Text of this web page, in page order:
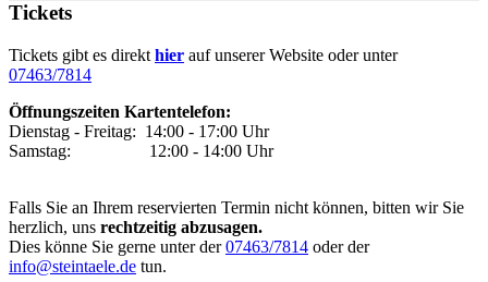
Tickets
Tickets gibt es direkt hier auf unserer Website oder unter
07463/7814
Öffnungszeiten Kartentelefon:
Dienstag - Freitag: 14:00 - 17:00 Uhr
Samstag: 12:00 - 14:00 Uhr
Falls Sie an Ihrem reservierten Termin nicht können, bitten wir Sie
herzlich, uns rechtzeitig abzusagen.
Dies könne Sie gerne unter der07463/7814 oder der
info@steintaele.de tun.